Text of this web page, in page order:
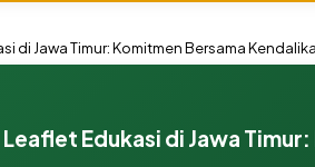
di Jawa Timur: Komitmen Bersama
Edukasi di Jawa